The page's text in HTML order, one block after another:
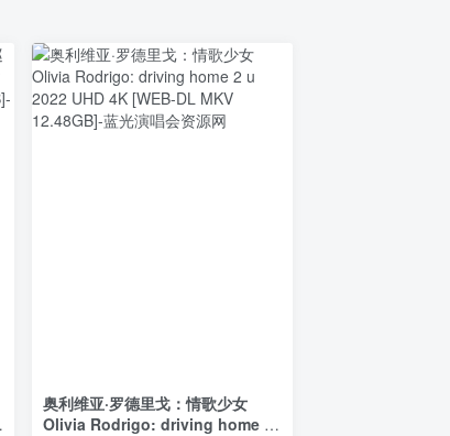
奥利维亚·罗德里戈：情歌少女
Olivia Rodrigo: driving home 2